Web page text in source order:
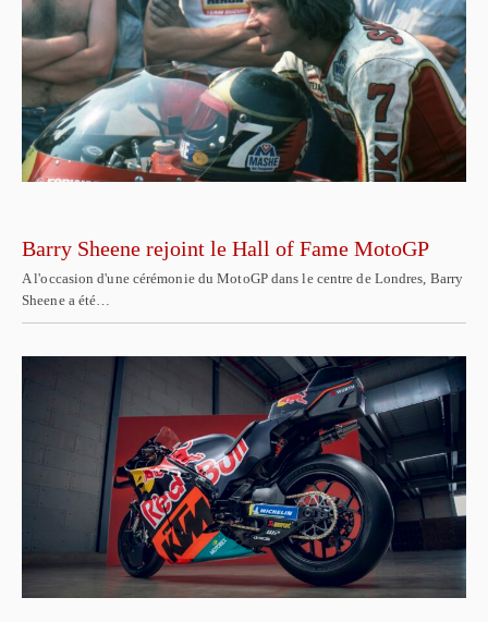
Barry Sheene rejoint le Hall of Fame MotoGP
A l'occasion d'une cérémonie du MotoGP dans le centre de Londres, Barry
Sheene a été…